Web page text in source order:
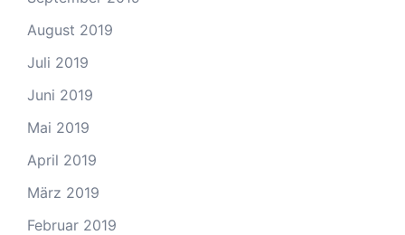
August 2019
Juli 2019
Juni 2019
Mai 2019
April 2019
März 2019
Februar 2019